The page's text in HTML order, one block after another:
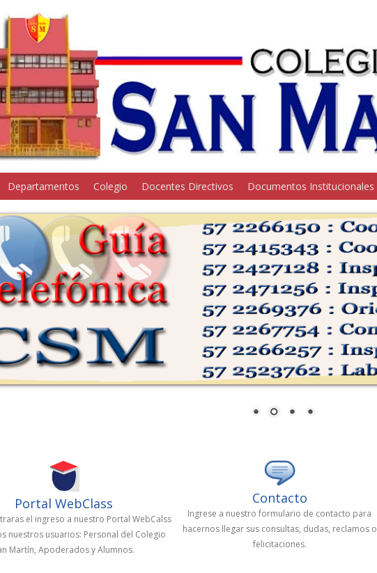
Departamentos Colegio Docentes Directivos Documentos Institucionales
Portal WebClass
el ingreso a nuestro Portal WebCalss
nuestros usuarios: Personal del Colegio
Martín, Apoderados y Alumnos.
Contacto
Ingrese a nuestro formulario de contacto para
hacernos llegar sus consultas, dudas, reclamos o
felicitaciones.